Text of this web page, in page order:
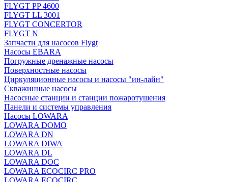
FLYGT PP 4600
FLYGT LL 3001
FLYGT CONCERTOR
FLYGT N
Запчасти для насосов Flygt
Насосы EBARA
Погружные дренажные насосы
Поверхностные насосы
Циркуляционные насосы и насосы "ин-лайн"
Скважинные насосы
Насосные станции и станции пожаротушения
Панели и системы управления
Насосы LOWARA
LOWARA DOMO
LOWARA DN
LOWARA DIWA
LOWARA DL
LOWARA DOC
LOWARA ECOCIRC PRO
LOWARA ECOCIRC